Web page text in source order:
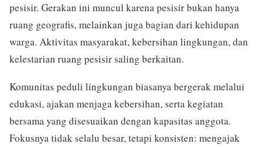
pesisir. Gerakan ini muncul karena pesisir bukan hanya
ruang geografis, melainkan juga bagian dari kehidupan
warga. Aktivitas masyarakat, kebersihan lingkungan, dan
kelestarian ruang pesisir saling berkaitan.
Komunitas peduli lingkungan biasanya bergerak melalui
edukasi, ajakan menjaga kebersihan, serta kegiatan
bersama yang disesuaikan dengan kapasitas anggota.
Fokusnya tidak selalu besar, tetapi konsisten: mengajak